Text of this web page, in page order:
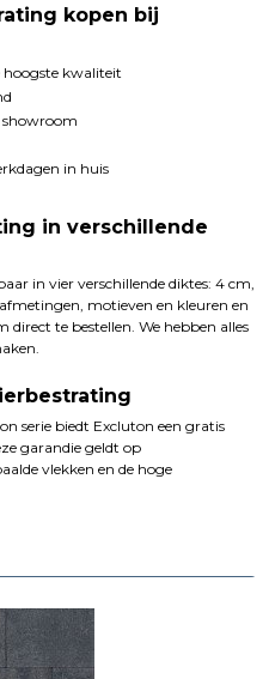
kopen bij
hoogste kwaliteit
showroom
in huis
in verschillende
in vier verschillende diktes: 4 cm,
motieven en kleuren en
te bestellen. We hebben alles
serie biedt Excluton een gratis
garandie geldt op
vlekken en de hoge